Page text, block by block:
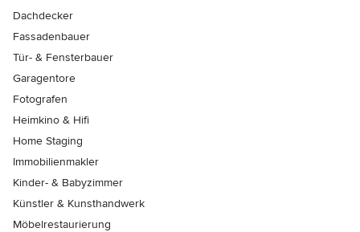
Dachdecker
Fassadenbauer
Tür- & Fensterbauer
Garagentore
Fotografen
Heimkino & Hifi
Home Staging
Immobilienmakler
Kinder- & Babyzimmer
Künstler & Kunsthandwerk
Möbelrestaurierung